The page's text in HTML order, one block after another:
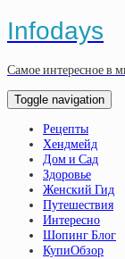
Infodays
Самое интересное в
Toggle navigation
Рецепты
Хендмейд
Дом и Сад
Здоровье
Женский Гид
Путешествия
Интересно
Шопинг Блог
КупиОбзор